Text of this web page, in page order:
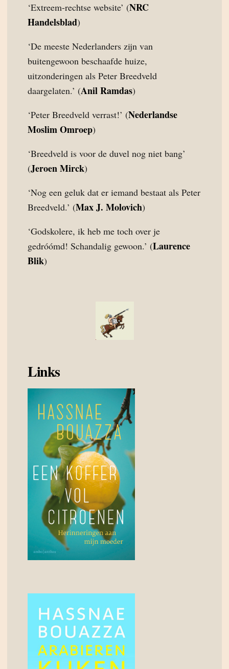
‘Extreem-rechtse website’ (NRC
Handelsblad)
‘De meeste Nederlanders zijn van
buitengewoon beschaafde huize,
uitzonderingen als Peter Breedveld
daargelaten.’ (Anil Ramdas)
‘Peter Breedveld verrast!’ (Nederlandse
Moslim Omroep)
‘Breedveld is voor de duvel nog niet bang’
(Jeroen Mirck)
‘Nog een geluk dat er iemand bestaat als Peter
Breedveld.’ (Max J. Molovich)
‘Godskolere, ik heb me toch over je
gedróómd! Schandalig gewoon.’ (Laurence
Blik)
Links